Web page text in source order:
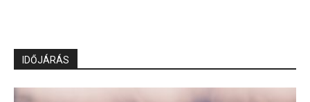
IDŐJÁRÁS